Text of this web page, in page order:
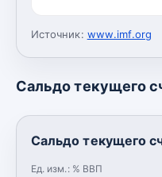
Источник: www.imf.org
Сальдо текущего
Сальдо текущего
Ед. изм.: % ВВП